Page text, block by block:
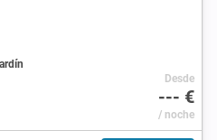
Desde
--- €
/ noche